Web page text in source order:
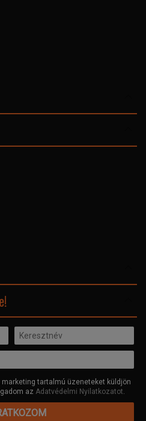
marketing tartalmú üzeneteket küldjön
az Adatvédelmi Nyilatkozatot.